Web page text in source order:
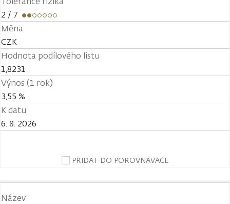
2 / 7
Měna
CZK
Hodnota podílového listu
1,8231
Výnos (1 rok)
3,55 %
K datu
6. 8. 2026
PŘIDAT DO POROVNÁVAČE
Název